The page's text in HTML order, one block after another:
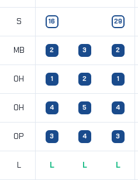
S 16 29
MB 2 3 2
OH 1 2 1
OH 4 5 4
OP 3 4 3
L L L L